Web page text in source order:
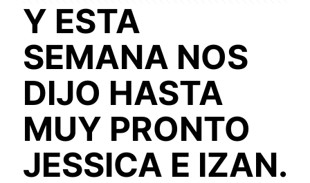
Y ESTA
SEMANA NOS
DIJO HASTA
MUY PRONTO
JESSICA E IZAN.